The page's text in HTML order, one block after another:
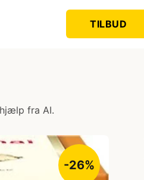
TILBUD
fra AI.
-26%